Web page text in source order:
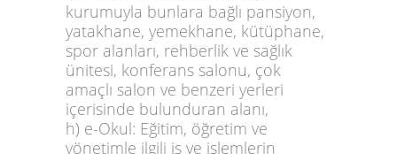
kurumuyla bunlara bağlı pansiyon,
yatakhane, yemekhane, kütüphane,
spor alanları, rehberlik ve sağlık
ünitesi, konferans salonu, çok
amaçlı salon ve benzeri yerleri
içerisinde bulunduran alanı,
h) e-Okul: Eğitim, öğretim ve
yönetimle ilgili iş ve işlemlerin